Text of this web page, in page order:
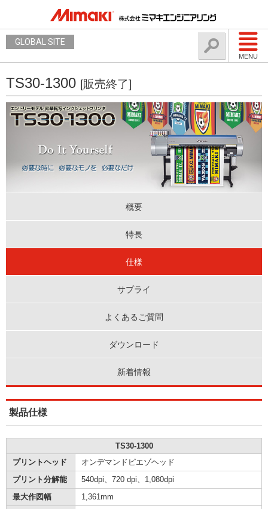
MENU
GLOBAL SITE
TS30-1300 [販売終了]
概要
特長
仕様
サプライ
よくあるご質問
ダウンロード
新着情報
製品仕様
TS30-1300
プリントヘッド
オンデマンドピエゾヘッド
プリント分解能
540dpi、720 dpi、1,080dpi
最大作図幅
1,361mm